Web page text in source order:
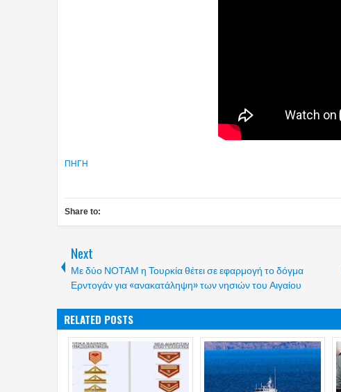
ΠΗΓΗ
Share to:
Next
Με δύο ΝΟΤΑΜ η Τουρκία θέτει σε εφαρμογή το δόγμα
Ερντογάν για «ανακατάληψη» των νησιών του Αιγαίου
RELATED POSTS